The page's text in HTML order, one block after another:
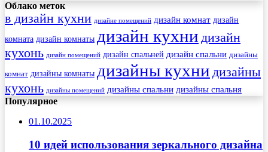
Облако меток
в дизайн кухни дизайне помещений дизайн комнат дизайн
комната дизайн комнаты дизайн кухни дизайн
кухонь дизайн помещений дизайн спальней дизайн спальни дизайны
комнат дизайны комнаты дизайны кухни дизайны
кухонь дизайны помещений дизайны спальни дизайны спальня
Популярное
01.10.2025
10 идей использования зеркального дизайна